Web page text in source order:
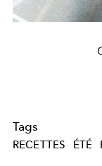
Tags
RECETTES ÉTÉ